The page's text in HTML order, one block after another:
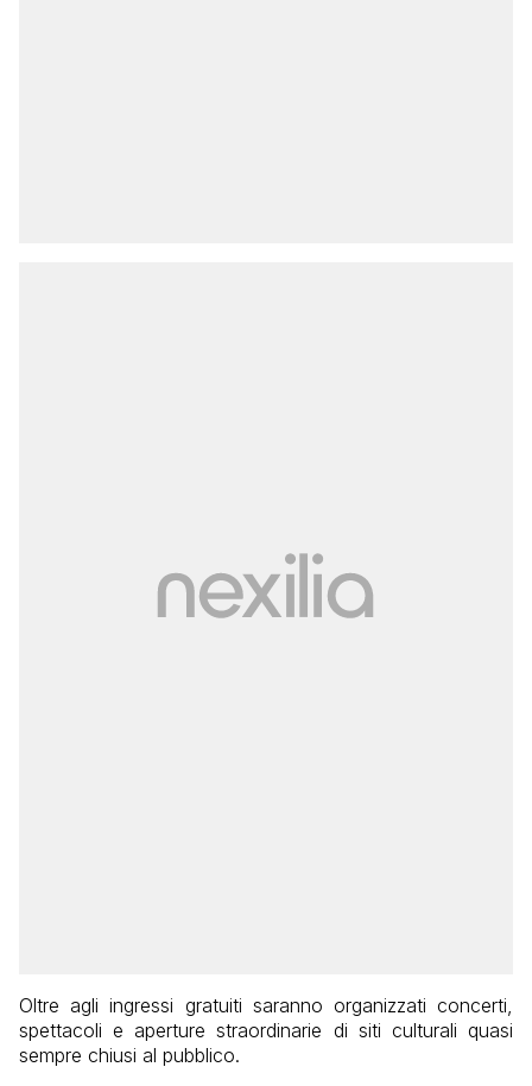
Oltre agli ingressi gratuiti saranno organizzati concerti,
spettacoli e aperture straordinarie di siti culturali quasi
sempre chiusi al pubblico.